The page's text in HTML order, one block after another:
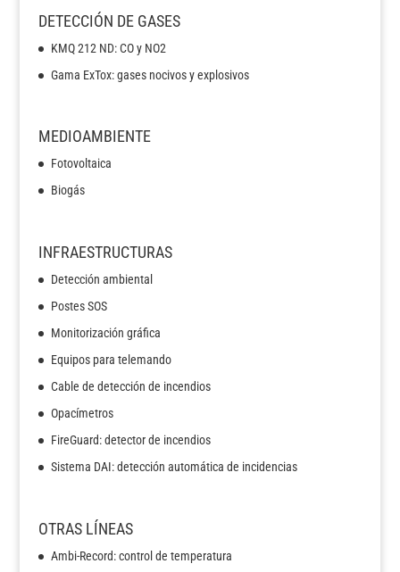
DETECCIÓN DE GASES
KMQ 212 ND: CO y NO2
Gama ExTox: gases nocivos y explosivos
MEDIOAMBIENTE
Fotovoltaica
Biogás
INFRAESTRUCTURAS
Detección ambiental
Postes SOS
Monitorización gráfica
Equipos para telemando
Cable de detección de incendios
Opacímetros
FireGuard: detector de incendios
Sistema DAI: detección automática de incidencias
OTRAS LÍNEAS
Ambi-Record: control de temperatura